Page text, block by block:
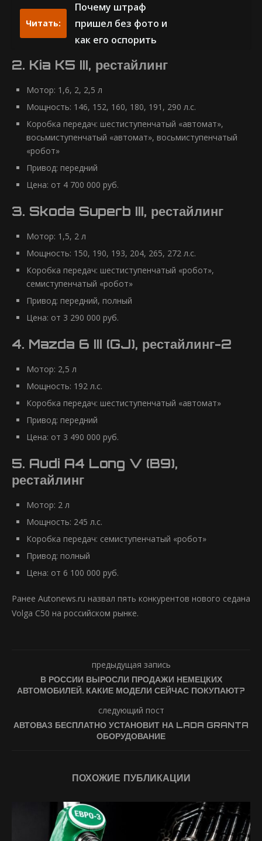
Читать:
Почему штраф
пришел без фото и
как его оспорить
2. Kia K5 III, рестайлинг
Мотор: 1,6, 2, 2,5 л
Мощность: 146, 152, 160, 180, 191, 290 л.с.
Коробка передач: шестиступенчатый «автомат»,
восьмиступенчатый «автомат», восьмиступенчатый
«робот»
Привод: передний
Цена: от 4 700 000 руб.
3. Skoda Superb III, рестайлинг
Мотор: 1,5, 2 л
Мощность: 150, 190, 193, 204, 265, 272 л.с.
Коробка передач: шестиступенчатый «робот»,
семиступенчатый «робот»
Привод: передний, полный
Цена: от 3 290 000 руб.
4. Mazda 6 III (GJ), рестайлинг-2
Мотор: 2,5 л
Мощность: 192 л.с.
Коробка передач: шестиступенчатый «автомат»
Привод: передний
Цена: от 3 490 000 руб.
5. Audi A4 Long V (B9),
рестайлинг
Мотор: 2 л
Мощность: 245 л.с.
Коробка передач: семиступенчатый «робот»
Привод: полный
Цена: от 6 100 000 руб.
Ранее Autonews.ru назвал пять конкурентов нового седана
Volga C50 на российском рынке.
предыдущая запись
В РОССИИ ВЫРОСЛИ ПРОДАЖИ НЕМЕЦКИХ
АВТОМОБИЛЕЙ. КАКИЕ МОДЕЛИ СЕЙЧАС ПОКУПАЮТ?
следующий пост
АВТОВАЗ БЕСПЛАТНО УСТАНОВИТ НА LADA GRANTA
ОБОРУДОВАНИЕ
ПОХОЖИЕ ПУБЛИКАЦИИ